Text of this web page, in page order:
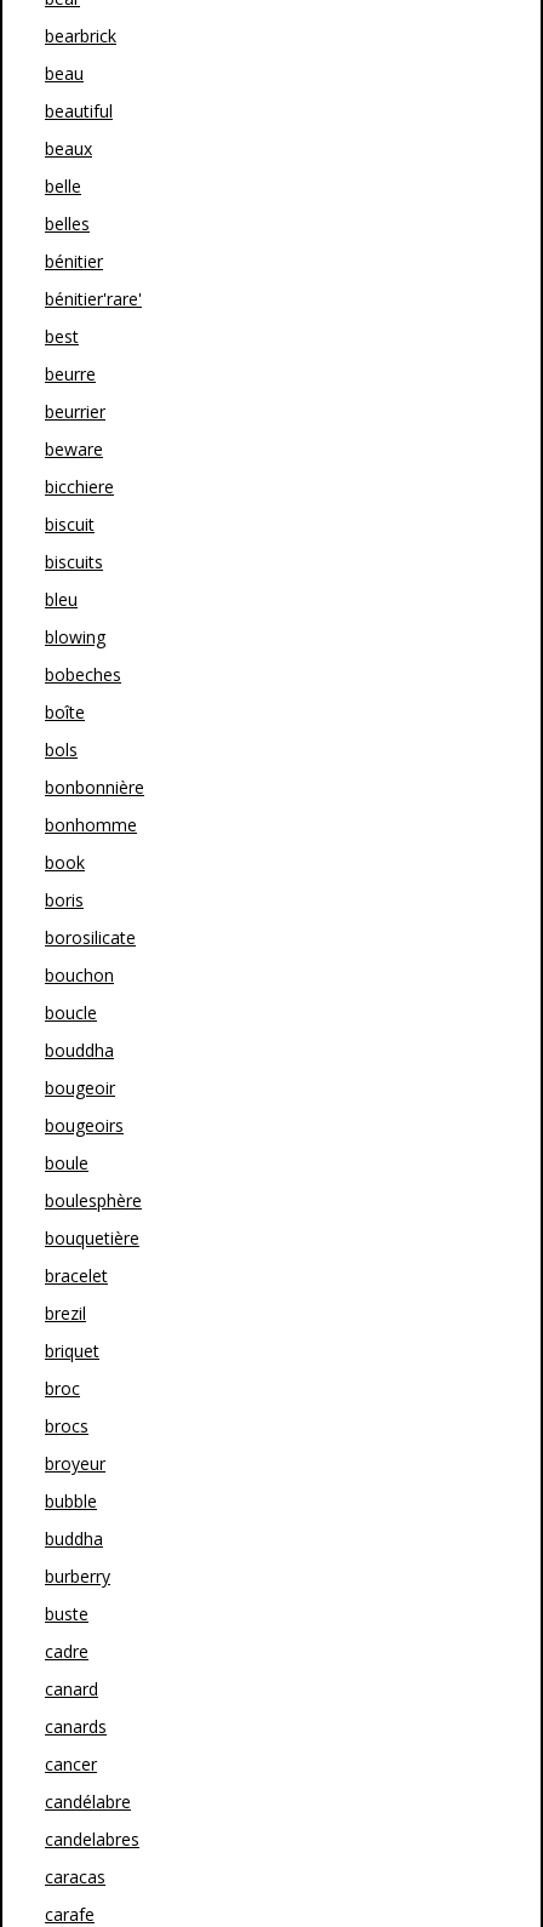
bearbrick
beau
beautiful
beaux
belle
belles
bénitier
bénitier'rare'
best
beurre
beurrier
beware
bicchiere
biscuit
biscuits
bleu
blowing
bobeches
boîte
bols
bonbonnière
bonhomme
book
boris
borosilicate
bouchon
boucle
bouddha
bougeoir
bougeoirs
boule
boulesphère
bouquetière
bracelet
brezil
briquet
broc
brocs
broyeur
bubble
buddha
burberry
buste
cadre
canard
canards
cancer
candélabre
candelabres
caracas
carafe